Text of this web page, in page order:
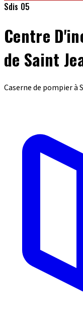
Sdis 05
Centre
de Saint
Caserne de pompier